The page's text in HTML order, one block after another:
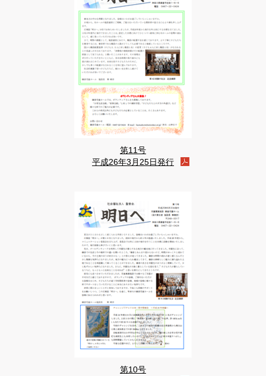
第11号
平成26年3月25日発行
第10号